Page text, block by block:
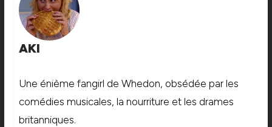
AKI
Une énième fangirl de Whedon, obsédée par les
comédies musicales, la nourriture et les drames
britanniques.